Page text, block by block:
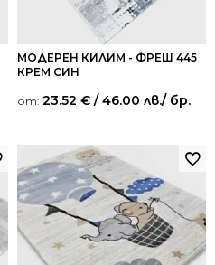
МОДЕРЕН КИЛИМ - ФРЕШ 445
КРЕМ СИН
от: 23.52 € / 46.00 лв./ бр.